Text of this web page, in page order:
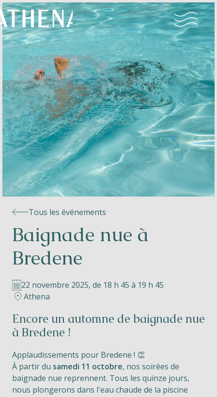
Naturisme
Communauté
Calendrier
Parcs
Le Perron
Helios
Contact
FR NL EN
Apple App Store
Tous les événements
Baignade nue à
Bredene
22 novembre 2025, de 18 h 45 à 19 h 45
Athena
Encore un automne de baignade nue
à Bredene !
Applaudissements pour Bredene ! 👏
À partir du samedi 11 octobre, nos soirées de
baignade nue reprennent. Tous les quinze jours,
nous plongerons dans l'eau chaude de la piscine